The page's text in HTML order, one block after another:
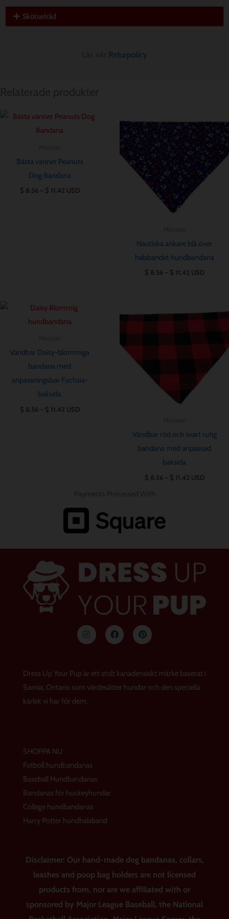
Skötselråd
Returpolicy
Bästa vänner Peanuts
Dog Bandana
$ 8.56 $ 11.42
Prisintervall:
USD
Nautiska ankare blå över
halsbandet hundbandana
$ 8.56 $ 11.42
$ 8.56
till
$ 11.42
USD
Vändbar Daisy-blommiga
bandana med
anpassningsbar Fuchsia-
baksida
$ 8.56 $ 11.42
Prisintervall:
$ 8.56
till
USD
Vändbar röd och svart rutig
bandana med anpassad
baksida
$ 8.56 $ 11.42
$ 8.56
$ 11.42
USD
I
n
s
g
r
a
F
a
c
o
o
k
P
i
n
e
s
Dress Up Your Pup är ett stolt kanadensiskt märke baserat i
Sarnia, Ontario som värdesätter hundar och den speciella
kärlek vi har för dem.
SHOPPA NU
Fotboll hundbandanas
Baseball Hundbandanas
Bandanas för hockeyhundar
College hundbandanas
Harry Potter hundhalsband
Disclaimer: Our hand-made dog bandanas, collars,
leashes and poop bag holders are not licensed
products from, nor are we affiliated with or
sponsored by Major League Baseball, the National